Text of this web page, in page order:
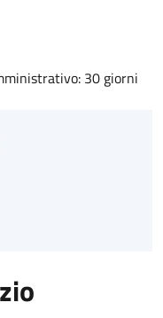
30 giorni